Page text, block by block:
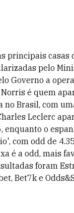
principais casas
pelo
Governo a
é quem
no Brasil, com
Leclerc
enquanto o
com odd de
é a odd, mais
foram
Bet7k e